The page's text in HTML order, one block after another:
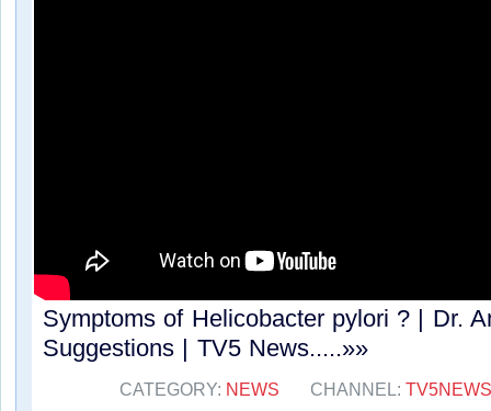
Symptoms of Helicobacter pylori ? | Dr.
Suggestions | TV5 News.....»»
CATEGORY: NEWS CHANNEL: